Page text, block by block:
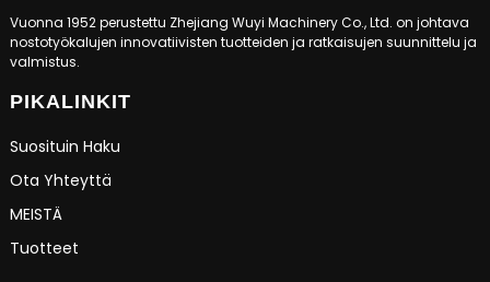
Vuonna 1952 perustettu Zhejiang Wuyi Machinery Co., Ltd. on johtava
nostotyökalujen innovatiivisten tuotteiden ja ratkaisujen suunnittelu ja
valmistus.
PIKALINKIT
Suosituin Haku
Ota Yhteyttä
MEISTÄ
Tuotteet